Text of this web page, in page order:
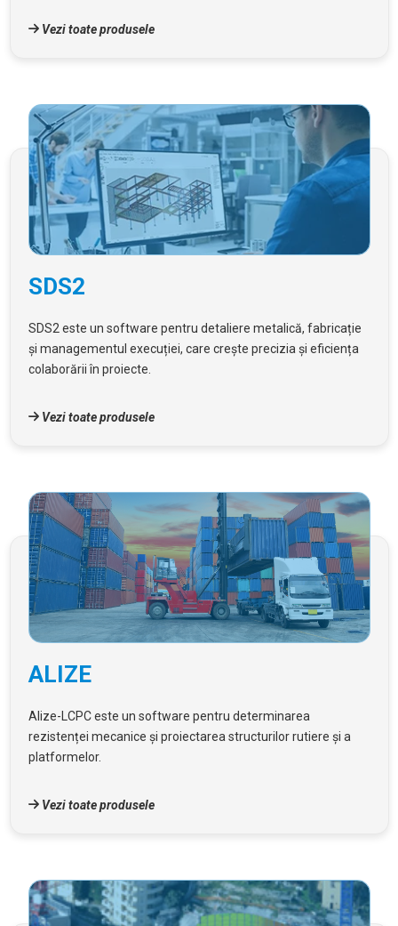
Vezi toate produsele
SDS2
SDS2 este un software pentru detaliere metalică, fabricație
și managementul execuției, care crește precizia și eficiența
colaborării în proiecte.
Vezi toate produsele
ALIZE
Alize-LCPC este un software pentru determinarea
rezistenței mecanice și proiectarea structurilor rutiere și a
platformelor.
Vezi toate produsele